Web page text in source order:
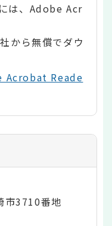
は、Adobe Acr
から無償でダウ
Acrobat Reade
3710番地